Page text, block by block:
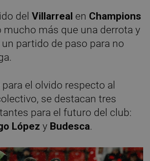
delVillarreal en Champions
mucho más que una derrota y
partido de paso para no
el olvido respecto al
se destacan tres
para el futuro del club:
López y Budesca.